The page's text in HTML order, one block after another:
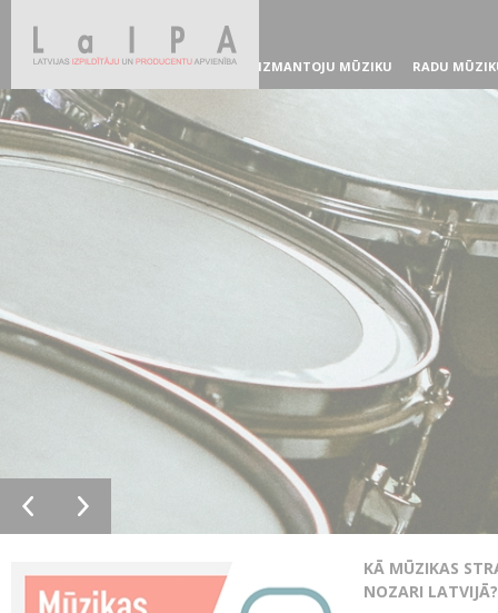
IZMANTOJU MŪZIKU RADU
KĀ MŪZIKAS
NOZARI LATVIJĀ?